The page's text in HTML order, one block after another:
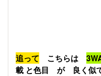
追って こちらは
載 と色目 が 良く似て